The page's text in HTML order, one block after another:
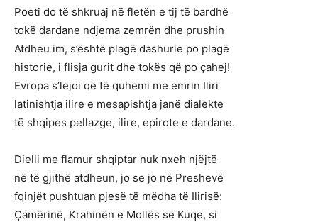
Poeti do të shkruaj në fletën e tij të bardhë
tokë dardane ndjema zemrën dhe prushin
Atdheu im, s’është plagë dashurie po plagë
historie, i flisja gurit dhe tokës që po çahej!
Evropa s’lejoi që të quhemi me emrin Iliri
latinishtja ilire e mesapishtja janë dialekte
të shqipes pellazge, ilire, epirote e dardane.
Dielli me flamur shqiptar nuk nxeh njëjtë
në të gjithë atdheun, jo se jo në Preshevë
fqinjët pushtuan pjesë të mëdha të Ilirisë:
Çamërinë, Krahinën e Mollës së Kuqe, si